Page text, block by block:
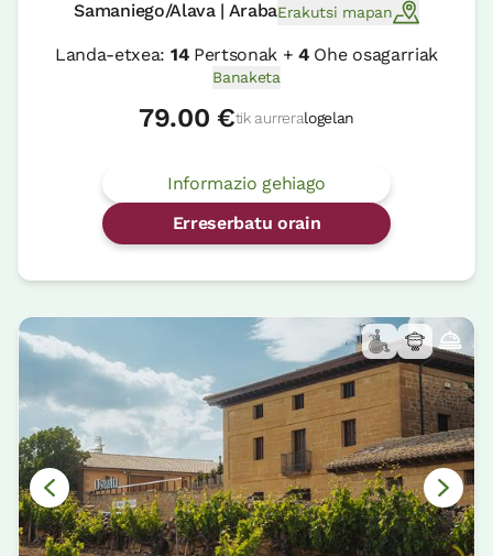
Samaniego/Alava | ArabaErakutsi mapan
Landa-etxea: 14Pertsonak +4Ohe osagarriak
Banaketa
79.00 €tik aurreralogelan
Informazio gehiago
Erreserbatu orain